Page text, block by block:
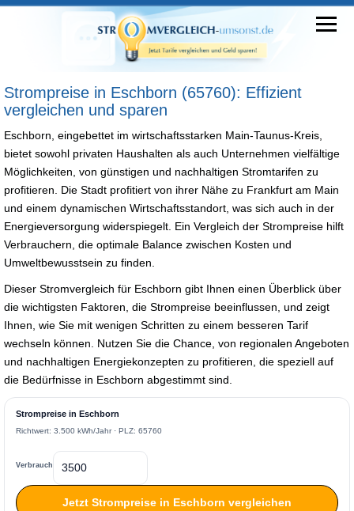
Strompreise in Eschborn (65760): Effizient
vergleichen und sparen
Eschborn, eingebettet im wirtschaftsstarken Main-Taunus-Kreis,
bietet sowohl privaten Haushalten als auch Unternehmen vielfältige
Möglichkeiten, von günstigen und nachhaltigen Stromtarifen zu
profitieren. Die Stadt profitiert von ihrer Nähe zu Frankfurt am Main
und einem dynamischen Wirtschaftsstandort, was sich auch in der
Energieversorgung widerspiegelt. Ein Vergleich der Strompreise hilft
Verbrauchern, die optimale Balance zwischen Kosten und
Umweltbewusstsein zu finden.
Dieser Stromvergleich für Eschborn gibt Ihnen einen Überblick über
die wichtigsten Faktoren, die Strompreise beeinflussen, und zeigt
Ihnen, wie Sie mit wenigen Schritten zu einem besseren Tarif
wechseln können. Nutzen Sie die Chance, von regionalen Angeboten
und nachhaltigen Energiekonzepten zu profitieren, die speziell auf
die Bedürfnisse in Eschborn abgestimmt sind.
Strompreise in Eschborn
Richtwert: 3.500 kWh/Jahr · PLZ: 65760
Verbrauch
Jetzt Strompreise in Eschborn vergleichen